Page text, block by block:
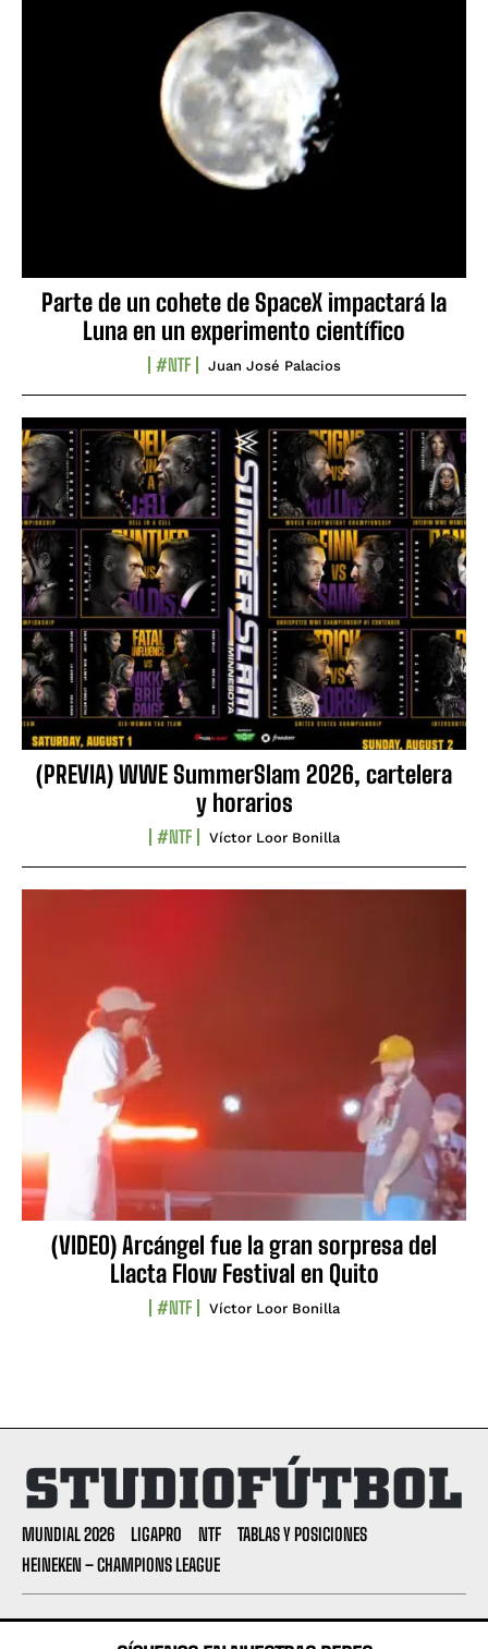
Parte de un cohete de SpaceX impactará la
Luna en un experimento científico
#NTF Juan José Palacios
(PREVIA) WWE SummerSlam 2026, cartelera
y horarios
#NTF Víctor Loor Bonilla
(VIDEO) Arcángel fue la gran sorpresa del
Llacta Flow Festival en Quito
#NTF Víctor Loor Bonilla
MUNDIAL 2026 LIGAPRO NTF
TABLAS Y POSICIONES
HEINEKEN – CHAMPIONS LEAGUE